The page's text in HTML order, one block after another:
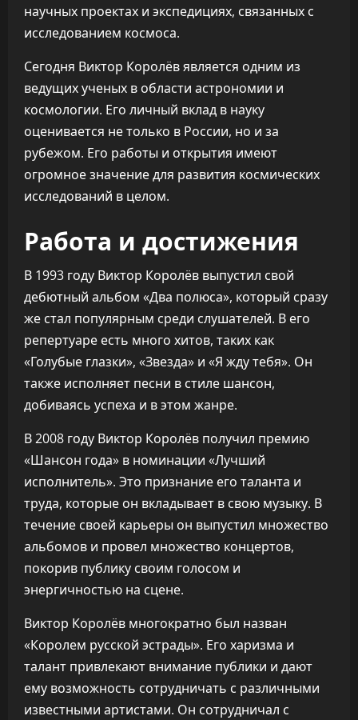
научных проектах и экспедициях, связанных с
исследованием космоса.
Сегодня Виктор Королёв является одним из
ведущих ученых в области астрономии и
космологии. Его личный вклад в науку
оценивается не только в России, но и за
рубежом. Его работы и открытия имеют
огромное значение для развития космических
исследований в целом.
Работа и достижения
В 1993 году Виктор Королёв выпустил свой
дебютный альбом «Два полюса», который сразу
же стал популярным среди слушателей. В его
репертуаре есть много хитов, таких как
«Голубые глазки», «Звезда» и «Я жду тебя». Он
также исполняет песни в стиле шансон,
добиваясь успеха и в этом жанре.
В 2008 году Виктор Королёв получил премию
«Шансон года» в номинации «Лучший
исполнитель». Это признание его таланта и
труда, которые он вкладывает в свою музыку. В
течение своей карьеры он выпустил множество
альбомов и провел множество концертов,
покорив публику своим голосом и
энергичностью на сцене.
Виктор Королёв многократно был назван
«Королем русской эстрады». Его харизма и
талант привлекают внимание публики и дают
ему возможность сотрудничать с различными
известными артистами. Он сотрудничал с